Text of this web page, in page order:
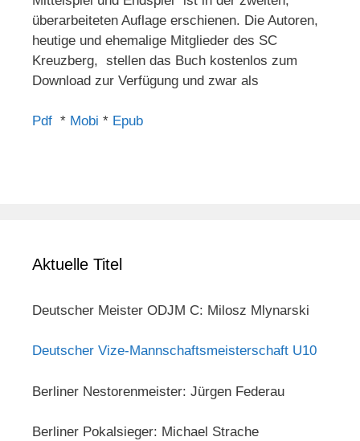
überarbeiteten Auflage erschienen. Die Autoren,
heutige und ehemalige Mitglieder des SC
Kreuzberg, stellen das Buch kostenlos zum
Download zur Verfügung und zwar als
Pdf * Mobi * Epub
Aktuelle Titel
Deutscher Meister ODJM C: Milosz Mlynarski
Deutscher Vize-Mannschaftsmeisterschaft U10
Berliner Nestorenmeister: Jürgen Federau
Berliner Pokalsieger: Michael Strache